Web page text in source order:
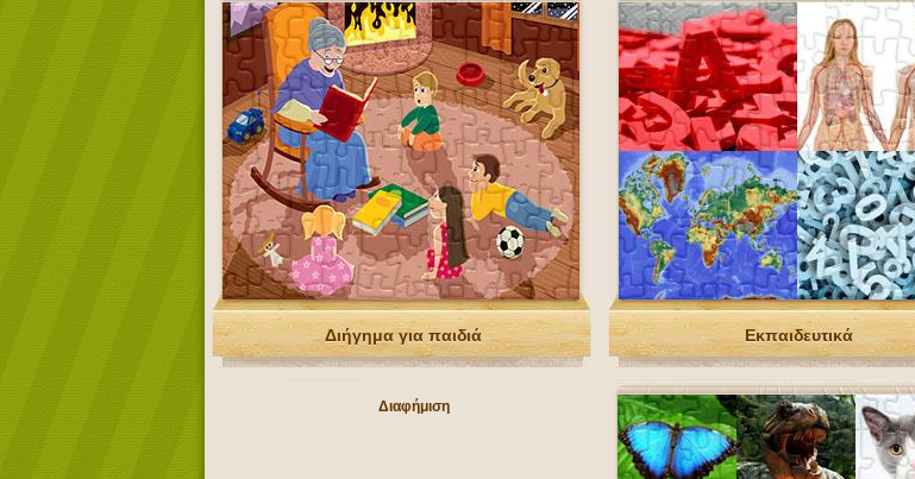
Διήγημα για παιδιά Εκπαιδευτικά
Διαφήμιση